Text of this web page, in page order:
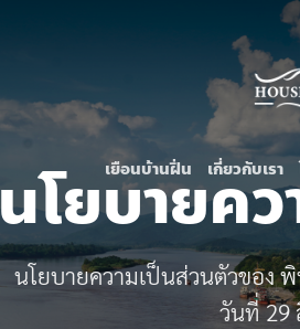
เยือนบ้านฝิ่น เกี่ยวกับเรา
นโยบายค
นโยบายความเป็นส่วนตัวของ
วันที่ 29